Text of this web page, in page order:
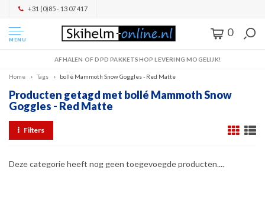
+31 (0)85 - 13 07 417
MENU
0
AFHALEN OF DPD PAKKETSHOP LEVERING MOGELIJK!
Home Tags bollé Mammoth Snow Goggles - Red Matte
Producten getagd met bollé Mammoth Snow
Goggles - Red Matte
Filters
Deze categorie heeft nog geen toegevoegde producten....